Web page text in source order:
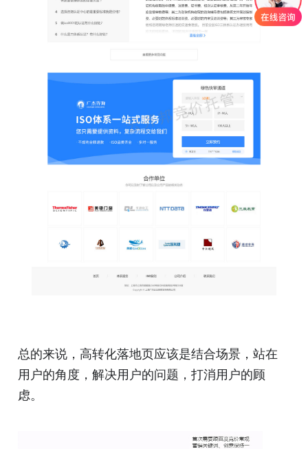
总的来说，高转化落地页应该是结合场景，站在
用户的角度，解决用户的问题，打消用户的顾
虑。